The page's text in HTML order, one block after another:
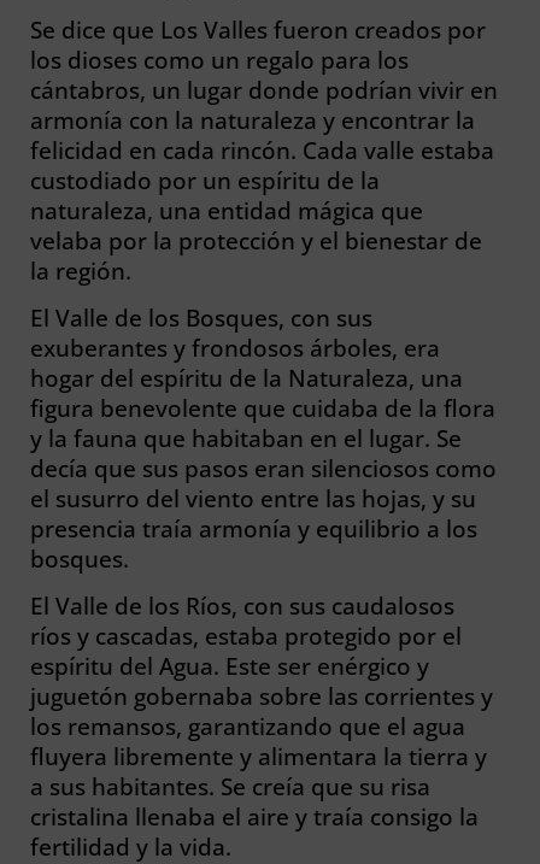
Se dice que Los Valles fueron creados por
los dioses como un regalo para los
cántabros, un lugar donde podrían vivir en
armonía con la naturaleza y encontrar la
felicidad en cada rincón. Cada valle estaba
custodiado por un espíritu de la
naturaleza, una entidad mágica que
velaba por la protección y el bienestar de
la región.
El Valle de los Bosques, con sus
exuberantes y frondosos árboles, era
hogar del espíritu de la Naturaleza, una
figura benevolente que cuidaba de la flora
y la fauna que habitaban en el lugar. Se
decía que sus pasos eran silenciosos como
el susurro del viento entre las hojas, y su
presencia traía armonía y equilibrio a los
bosques.
El Valle de los Ríos, con sus caudalosos
ríos y cascadas, estaba protegido por el
espíritu del Agua. Este ser enérgico y
juguetón gobernaba sobre las corrientes y
los remansos, garantizando que el agua
fluyera libremente y alimentara la tierra y
a sus habitantes. Se creía que su risa
cristalina llenaba el aire y traía consigo la
fertilidad y la vida.